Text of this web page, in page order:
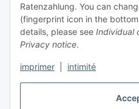
Ratenzahlung. You can
(fingerprint icon in the
details, please see Individual
Privacy notice.
imprimer intimité
- Paiement anticipé
- Paiement à la livraison